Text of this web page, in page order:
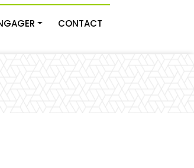
CONTACT